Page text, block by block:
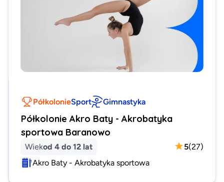
PółkolonieSport Gimnastyka
Półkolonie Akro Baty - Akrobatyka
sportowa Baranowo
Wiekod 4 do 12 lat 5(27)
Akro Baty - Akrobatyka sportowa